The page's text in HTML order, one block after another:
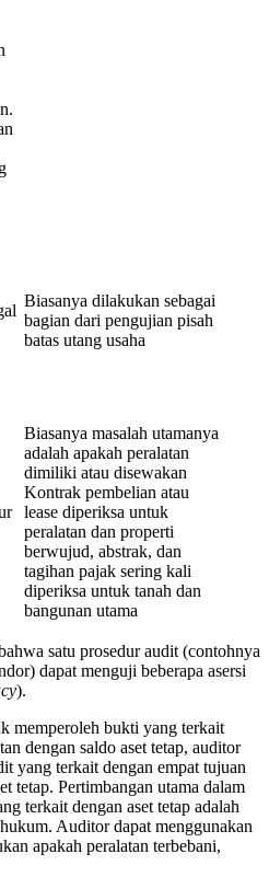
Biasanya dilakukan sebagai
bagian dari pengujian pisah
batas utang usaha
Biasanya masalah utamanya
adalah apakah peralatan
dimiliki atau disewakan
Kontrak pembelian atau
lease diperiksa untuk
peralatan dan properti
berwujud, abstrak, dan
tagihan pajak sering kali
diperiksa untuk tanah dan
bangunan utama
satu prosedur audit (contohnya
dapat menguji beberapa asersi
).
memperoleh bukti yang terkait
dengan saldo aset tetap, auditor
yang terkait dengan empat tujuan
tetap. Pertimbangan utama dalam
terkait dengan aset tetap adalah
Auditor dapat menggunakan
apakah peralatan terbebani,